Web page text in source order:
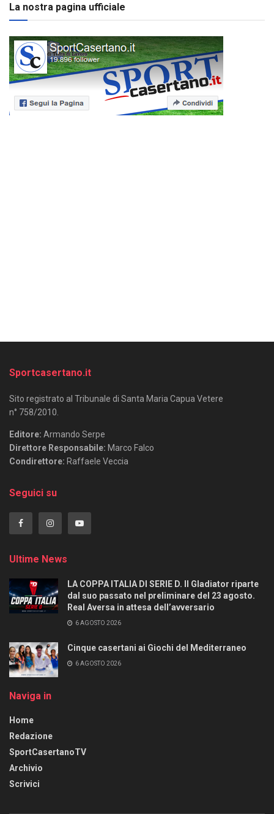
La nostra pagina ufficiale
Sportcasertano.it
Sito registrato al Tribunale di Santa Maria Capua Vetere
n° 758/2010.
Editore: Armando Serpe
Direttore Responsabile: Marco Falco
Condirettore: Raffaele Veccia
Seguici su
Ultime News
LA COPPA ITALIA DI SERIE D. Il Gladiator riparte
dal suo passato nel preliminare del 23 agosto.
Real Aversa in attesa dell’avversario
6 AGOSTO 2026
Cinque casertani ai Giochi del Mediterraneo
6 AGOSTO 2026
Naviga in
Home
Redazione
SportCasertanoTV
Archivio
Scrivici